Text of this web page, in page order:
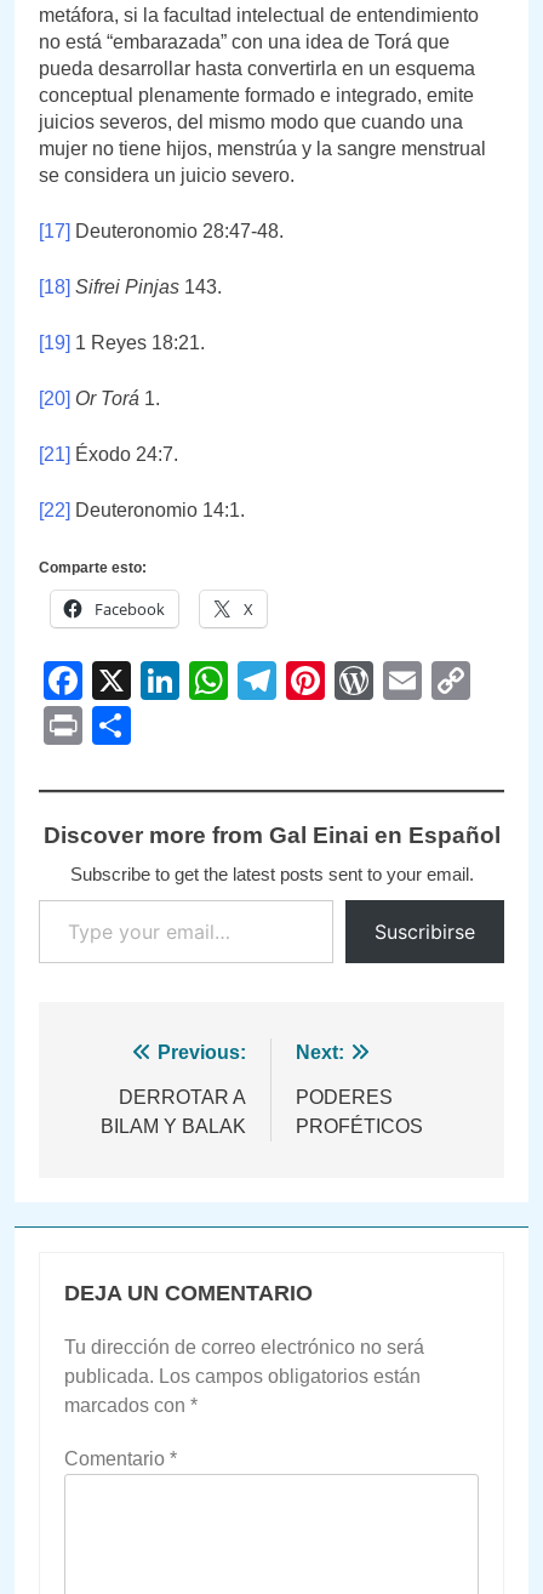
metáfora, si la facultad intelectual de entendimiento
no está “embarazada” con una idea de Torá que
pueda desarrollar hasta convertirla en un esquema
conceptual plenamente formado e integrado, emite
juicios severos, del mismo modo que cuando una
mujer no tiene hijos, menstrúa y la sangre menstrual
se considera un juicio severo.
[17] Deuteronomio 28:47-48.
[18] Sifrei Pinjas 143.
[19] 1 Reyes 18:21.
[20] Or Torá 1.
[21] Éxodo 24:7.
[22] Deuteronomio 14:1.
Comparte esto:
Facebook X
Facebook
X LinkedIn
WhatsApp
Telegram
PinterestEmail
Print
Discover more from Gal Einai en Español
Subscribe to get the latest posts sent to your email.
Type your email…
Suscribirse
Navegación
Previous:
DERROTAR A
BILAM Y BALAK
Next:
PODERES
PROFÉTICOS
DEJA UN COMENTARIO
Tu dirección de correo electrónico no será
publicada. Los campos obligatorios están
marcados con *
Comentario *